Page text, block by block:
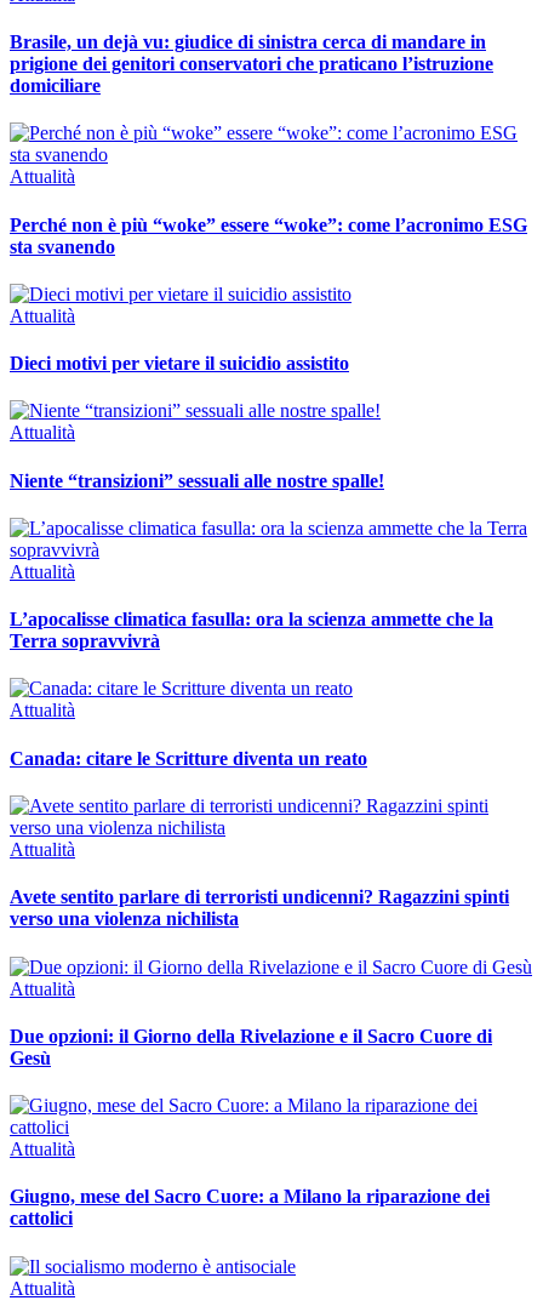
Brasile, un dejà vu: giudice di sinistra cerca di mandare in
prigione dei genitori conservatori che praticano l’istruzione
domiciliare
Attualità
Perché non è più “woke” essere “woke”: come l’acronimo ESG
sta svanendo
Attualità
Dieci motivi per vietare il suicidio assistito
Attualità
Niente “transizioni” sessuali alle nostre spalle!
Attualità
L’apocalisse climatica fasulla: ora la scienza ammette che la
Terra sopravvivrà
Attualità
Canada: citare le Scritture diventa un reato
Attualità
Avete sentito parlare di terroristi undicenni? Ragazzini spinti
verso una violenza nichilista
Attualità
Due opzioni: il Giorno della Rivelazione e il Sacro Cuore di
Gesù
Attualità
Giugno, mese del Sacro Cuore: a Milano la riparazione dei
cattolici
Attualità